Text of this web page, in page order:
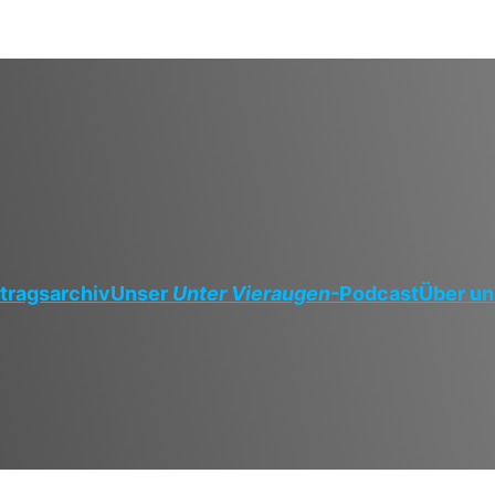
Unser Unter Vieraugen-PodcastÜber